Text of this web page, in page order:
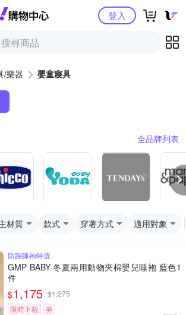
Yahoo購物中心登入
/樂器 嬰童寢具
全品牌列表
材質 款式 穿著方式 適用對象
防踢睡袍特選
GMP BABY 冬夏兩用動物夾棉嬰兒睡袍 藍色1
件
$1,175 $1,275
限時下殺
券